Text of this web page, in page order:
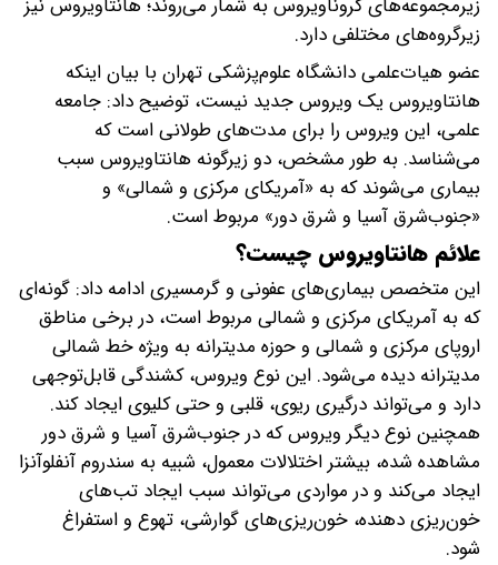
زیرگروه‌های مختلفی دارد.
عضو هیات‌علمی دانشگاه علوم‌پزشکی تهران با بیان اینکه
هانتاویروس یک ویروس جدید نیست، توضیح داد: جامعه
علمی، این ویروس را برای مدت‌های طولانی است که
می‌شناسد. به طور مشخص، دو زیرگونه هانتاویروس سبب
بیماری می‌شوند که به «آمریکای مرکزی و شمالی» و
«جنوب‌شرق آسیا و شرق دور» مربوط است.
علائم هانتاویروس چیست؟
این متخصص بیماری‌های عفونی و گرمسیری ادامه داد: گونه‌ای
که به آمریکای مرکزی و شمالی مربوط است، در برخی مناطق
اروپای مرکزی و شمالی و حوزه مدیترانه به ویژه خط شمالی
مدیترانه دیده می‌شود. این نوع ویروس، کشندگی قابل‌توجهی
دارد و می‌تواند درگیری ریوی، قلبی و حتی کلیوی ایجاد کند.
همچنین نوع دیگر ویروس که در جنوب‌شرق آسیا و شرق دور
مشاهده شده، بیشتر اختلالات معمول، شبیه به سندروم آنفلوآنزا
ایجاد می‌کند و در مواردی می‌تواند سبب ایجاد تب‌های
خون‌ریزی‌ دهنده، خون‌ریزی‌های گوارشی، تهوع و استفراغ
شود.